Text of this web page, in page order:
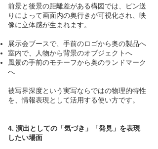
前景と後景の距離差がある構図では、ピン送
りによって画面内の奥行きが可視化され、映
像に立体感が生まれます。
展示会ブースで、手前のロゴから奥の製品へ
室内で、人物から背景のオブジェクトへ
風景の手前のモチーフから奥のランドマーク
へ
被写界深度という実写ならではの物理的特性
を、情報表現として活用する使い方です。
4. 演出としての「気づき」「発見」を表現
したい場面